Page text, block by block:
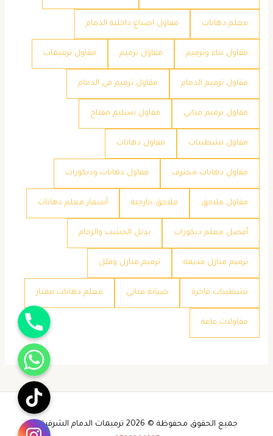
معلم دهانات مقاول اصباغ داخلية الدمام
مقاول بناء وترميم مقاول ترميم مقاول ترميمات
مقاول ترميم الدمام مقاول ترميم في الدمام
مقاول ترميم مباني مقاول تسليم مفتاح
مقاول تشطيبات مقاول دهانات
مقاول دهانات محترف مقاول دهانات وديكورات
مقاول ملاحق ملاحق خارجية ​أسعار معلم دهانات
​أفضل معلم ديكورات ​بديل الخشب والرخام
​ترميم منازل قديمة ​ترميم منازل وفلل
​تشطيبات فاخرة ​صيانة مباني ​معلم دهانات ممتاز
​مقاولات عامة
جميع الحقوق محفوظة © 2026 ترميمات الدمام الشرقية -
جوال
واتساب
تيك توك
انستقرام